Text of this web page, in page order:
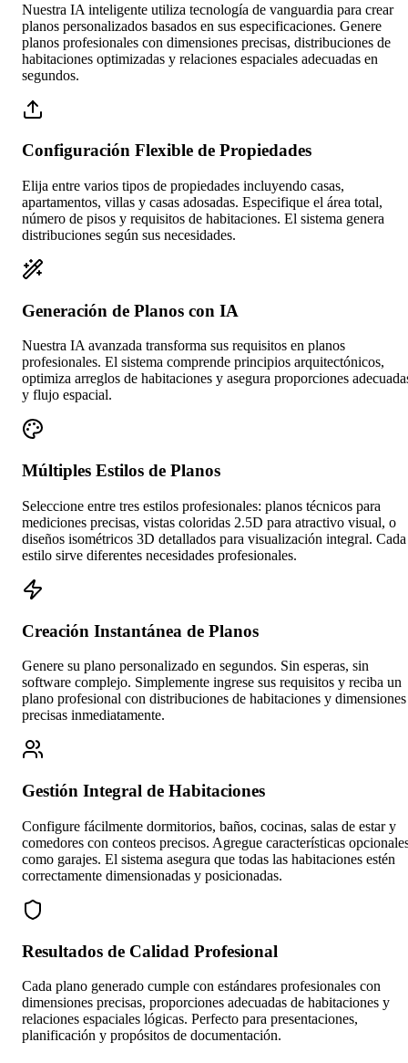
Nuestra IA inteligente utiliza tecnología de vanguardia para crear
planos personalizados basados en sus especificaciones. Genere
planos profesionales con dimensiones precisas, distribuciones de
habitaciones optimizadas y relaciones espaciales adecuadas en
segundos.
Configuración Flexible de Propiedades
Elija entre varios tipos de propiedades incluyendo casas,
apartamentos, villas y casas adosadas. Especifique el área total,
número de pisos y requisitos de habitaciones. El sistema genera
distribuciones según sus necesidades.
Generación de Planos con IA
Nuestra IA avanzada transforma sus requisitos en planos
profesionales. El sistema comprende principios arquitectónicos,
optimiza arreglos de habitaciones y asegura proporciones
y flujo espacial.
Múltiples Estilos de Planos
Seleccione entre tres estilos profesionales: planos técnicos para
mediciones precisas, vistas coloridas 2.5D para atractivo visual, o
diseños isométricos 3D detallados para visualización integral. Cada
estilo sirve diferentes necesidades profesionales.
Creación Instantánea de Planos
Genere su plano personalizado en segundos. Sin esperas, sin
software complejo. Simplemente ingrese sus requisitos y reciba un
plano profesional con distribuciones de habitaciones y dimensiones
precisas inmediatamente.
Gestión Integral de Habitaciones
Configure fácilmente dormitorios, baños, cocinas, salas de estar y
comedores con conteos precisos. Agregue características
como garajes. El sistema asegura que todas las habitaciones estén
correctamente dimensionadas y posicionadas.
Resultados de Calidad Profesional
Cada plano generado cumple con estándares profesionales con
dimensiones precisas, proporciones adecuadas de habitaciones y
relaciones espaciales lógicas. Perfecto para presentaciones,
planificación y propósitos de documentación.